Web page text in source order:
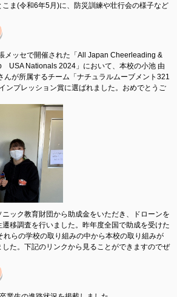
ま(令和6年5月)に、防災訓練や壮行会の様子など
メッセで開催された「All Japan Cheerleading &
USA Nationals 2024」において、本校の小池 由
んが所属するチーム「ナチュラルムーブメント321
ンプレッション賞に選ばれました。おめでとうご
ック教育財団から助成金をいただき、ドローンを
移調査を行いました。昨年度全国で助成を受けた
れらの学校の取り組みの中から本校の取り組みが
した。下記のリンクから見ることができますのでぜ